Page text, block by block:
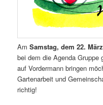
Am Samstag, dem 22.
bei dem die Agenda
auf Vordermann bringen
Gartenarbeit und
richtig!